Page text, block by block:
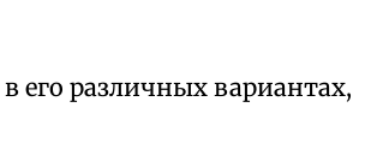
его различных вариантах,